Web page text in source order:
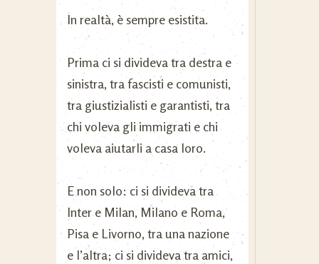
In realtà, è sempre esistita.
Prima ci si divideva tra destra e
sinistra, tra fascisti e comunisti,
tra giustizialisti e garantisti, tra
chi voleva gli immigrati e chi
voleva aiutarli a casa loro.
E non solo: ci si divideva tra
Inter e Milan, Milano e Roma,
Pisa e Livorno, tra una nazione
e l’altra; ci si divideva tra amici,